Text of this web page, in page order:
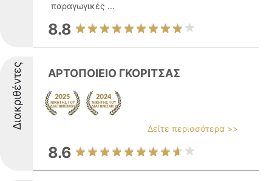
παραγωγικές ...
8.8
Διακριθέντες ΑΡΤΟΠΟΙΕΙΟ ΓΚΟΡΙΤΣΑΣ
Δείτε περισσότερα >>
8.6